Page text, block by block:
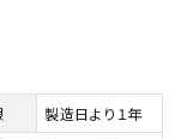
製造日より１年